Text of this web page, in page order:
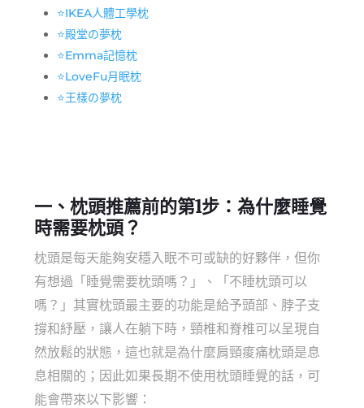
⭐IKEA人體工學枕
⭐殿堂の夢枕
⭐Emma記憶枕
⭐LoveFu月眠枕
⭐王樣の夢枕
一、枕頭推薦前的第1步：為什麼睡覺
時需要枕頭？
枕頭是每天能夠安穩入眠不可或缺的好夥伴，但你
有想過「 睡覺需要枕頭嗎 ？」、「不睡枕頭可以
嗎？」其實枕頭最主要的功能是給予頭部、脖子支
撐和紓壓，讓人在躺下時，頸椎和脊椎可以呈現自
然放鬆的狀態，這也就是為什麼肩頸痠痛枕頭是息
息相關的；因此如果長期不使用枕頭睡覺的話，可
能會帶來以下影響：